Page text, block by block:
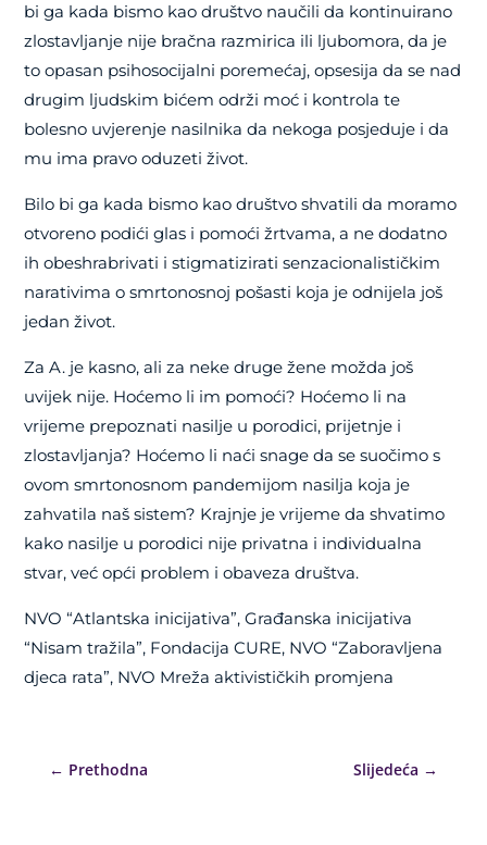
bi ga kada bismo kao društvo naučili da kontinuirano
zlostavljanje nije bračna razmirica ili ljubomora, da je
to opasan psihosocijalni poremećaj, opsesija da se nad
drugim ljudskim bićem održi moć i kontrola te
bolesno uvjerenje nasilnika da nekoga posjeduje i da
mu ima pravo oduzeti život.
Bilo bi ga kada bismo kao društvo shvatili da moramo
otvoreno podići glas i pomoći žrtvama, a ne dodatno
ih obeshrabrivati i stigmatizirati senzacionalističkim
narativima o smrtonosnoj pošasti koja je odnijela još
jedan život.
Za A. je kasno, ali za neke druge žene možda još
uvijek nije. Hoćemo li im pomoći? Hoćemo li na
vrijeme prepoznati nasilje u porodici, prijetnje i
zlostavljanja? Hoćemo li naći snage da se suočimo s
ovom smrtonosnom pandemijom nasilja koja je
zahvatila naš sistem? Krajnje je vrijeme da shvatimo
kako nasilje u porodici nije privatna i individualna
stvar, već opći problem i obaveza društva.
NVO “Atlantska inicijativa”, Građanska inicijativa
“Nisam tražila”, Fondacija CURE, NVO “Zaboravljena
djeca rata”, NVO Mreža aktivističkih promjena
← Prethodna Slijedeća →